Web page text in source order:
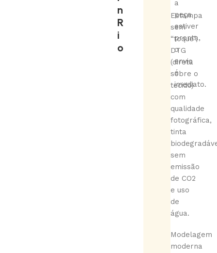
n
R
i
o
a
peça
estiver
pronta,
o
envio
é
imediato.
Estampa
sem
“toque”,
DTG
(direta
sobre o
tecido)
com
qualidade
fotográfica,
tinta
sem
emissão
de CO2
e uso
de
água.
Modelagem
moderna